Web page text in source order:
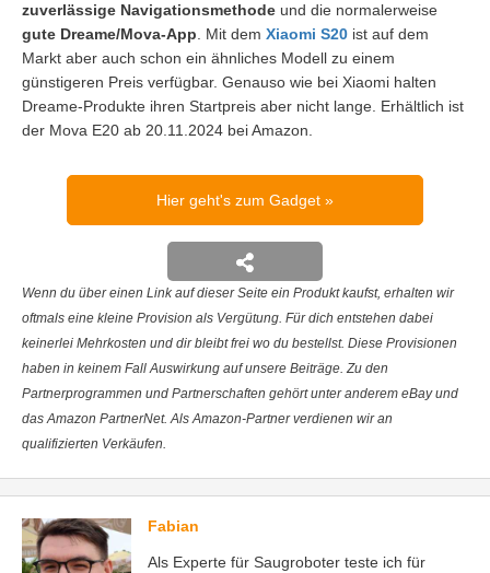
zuverlässige Navigationsmethode und die normalerweise
gute Dreame/Mova-App. Mit dem Xiaomi S20 ist auf dem
Markt aber auch schon ein ähnliches Modell zu einem
günstigeren Preis verfügbar. Genauso wie bei Xiaomi halten
Dreame-Produkte ihren Startpreis aber nicht lange. Erhältlich ist
der Mova E20 ab 20.11.2024 bei Amazon.
Hier geht's zum Gadget
Wenn du über einen Link auf dieser Seite ein Produkt kaufst, erhalten wir
oftmals eine kleine Provision als Vergütung. Für dich entstehen dabei
keinerlei Mehrkosten und dir bleibt frei wo du bestellst. Diese Provisionen
haben in keinem Fall Auswirkung auf unsere Beiträge. Zu den
Partnerprogrammen und Partnerschaften gehört unter anderem eBay und
das Amazon PartnerNet. Als Amazon-Partner verdienen wir an
qualifizierten Verkäufen.
Fabian
Als Experte für Saugroboter teste ich für